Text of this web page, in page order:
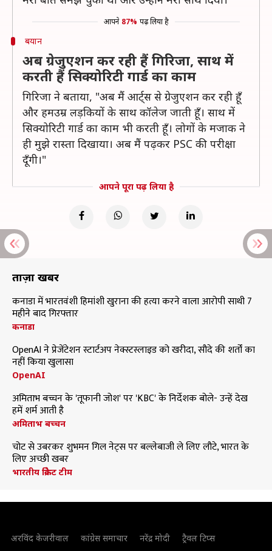
आपने 87% पढ़ लिया है
बयान
अब ग्रेजुएशन कर रही हैं गिरिजा, साथ में
करती हैं सिक्योरिटी गार्ड का काम
गिरिजा ने बताया, "अब मैं आर्ट्स से ग्रेजुएशन कर रही हूँ
और हमउम्र लड़कियों के साथ कॉलेज जाती हूँ। साथ में
सिक्योरिटी गार्ड का काम भी करती हूँ। लोगों के मजाक ने
ही मुझे रास्ता दिखाया। अब मैं पढ़कर PSC की परीक्षा
दूँगी।"
आपने पूरा पढ़ लिया है
ताज़ा खबरें
कनाडा में भारतवंशी हिमांशी खुराना की हत्या करने वाला आरोपी साथी 7
महीने बाद गिरफ्तार
कनाडा
OpenAI ने प्रेजेंटेशन स्टार्टअप नेक्स्टस्लाइड को खरीदा, सौदे की शर्तों का
नहीं किया खुलासा
OpenAI
अमिताभ बच्चन के 'तूफानी जोश' पर 'KBC' के निर्देशक बोले- उन्हें देख
हमें शर्म आती है
अमिताभ बच्चन
चोट से उबरकर शुभमन गिल नेट्स पर बल्लेबाजी ले लिए लौटे, भारत के
लिए अच्छी खबर
भारतीय क्रिकेट टीम
अरविंद केजरीवाल कांग्रेस समाचार नरेंद्र मोदी ट्रैवल टिप्स